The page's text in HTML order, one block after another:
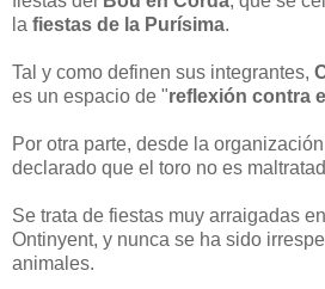
la fiestas de la Purísima.
Tal y como definen sus integrantes,
es un espacio de "reflexión contra
Por otra parte, desde la
declarado que el toro no es
Se trata de fiestas muy arraigadas
Ontinyent, y nunca se ha sido
animales.